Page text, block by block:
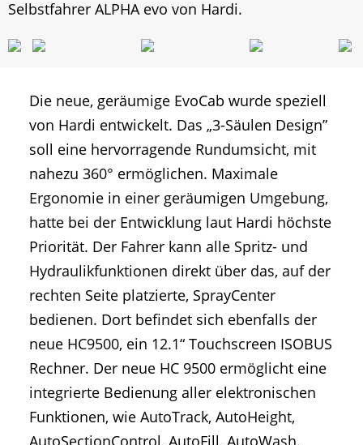
Selbstfahrer ALPHA evo von Hardi.
Die neue, geräumige EvoCab wurde speziell
von Hardi entwickelt. Das „3-Säulen Design”
soll eine hervorragende Rundumsicht, mit
nahezu 360° ermöglichen. Maximale
Ergonomie in einer geräumigen Umgebung,
hatte bei der Entwicklung laut Hardi höchste
Priorität. Der Fahrer kann alle Spritz- und
Hydraulikfunktionen direkt über das, auf der
rechten Seite platzierte, SprayCenter
bedienen. Dort befindet sich ebenfalls der
neue HC9500, ein 12.1“ Touchscreen ISOBUS
Rechner. Der neue HC 9500 ermöglicht eine
integrierte Bedienung aller elektronischen
Funktionen, wie AutoTrack, AutoHeight,
AutoSectionControl, AutoFill, AutoWash,